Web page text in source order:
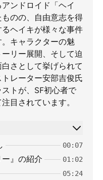
ンドロイド「ヘイ
のの、自由意志を得
ヘイキが様々な事件
キャラクターの魅
リー展開、そして迫
さとして挙げられて
レーター安部吉俊氏
トが、SF初心者で
目されています。
00:07
ー』の紹介 01:02
05:24